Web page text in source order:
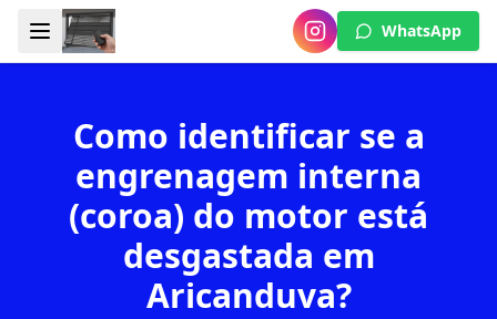
WhatsApp
Como identificar se a
engrenagem interna
(coroa) do motor está
desgastada em
Aricanduva?